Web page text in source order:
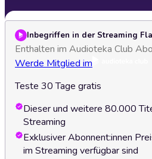
Inbegriffen in der Streaming
Enthalten im Audioteka Club Abo
Werde Mitglied im
Teste 30 Tage gratis
Dieser und weitere 80.000
Streaming
Exklusiver Abonnent:innen
im Streaming verfügbar sind